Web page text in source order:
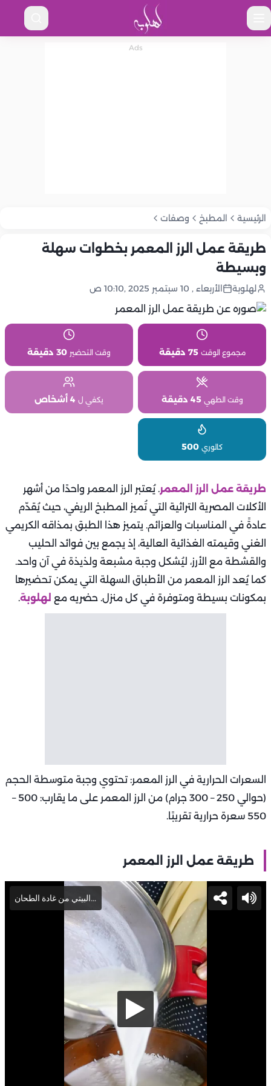
الرئيسية المطبخ وصفات
طريقة عمل الرز المعمر بخطوات سهلة
وبسيطة
لهلوبة الأربعاء , 10 سبتمبر 2025 ,10:10 ص
مجموع الوقت 75 دقيقة وقت التحضير 30 دقيقة
وقت الطهي 45 دقيقة يكفي ل 4 أشخاص
كالوري 500
طريقة عمل الرز المعمر. يُعتبر الرز المعمر واحدًا من أشهر
الأكلات المصرية التراثية التي تُميز المطبخ الريفي، حيث يُقدّم
عادةً في المناسبات والعزائم. يتميز هذا الطبق بمذاقه الكريمي
الغني وقيمته الغذائية العالية، إذ يجمع بين فوائد الحليب
والقشطة مع الأرز، ليُشكل وجبة مشبعة ولذيذة في آن واحد.
كما يُعد الرز المعمر من الأطباق السهلة التي يمكن تحضيرها
بمكونات بسيطة ومتوفرة في كل منزل. حضريه مع لهلوبة.
السعرات الحرارية في الرز المعمر: تحتوي وجبة متوسطة الحجم
(حوالي 250 – 300 جرام) من الرز المعمر على ما يقارب: 500 –
550 سعرة حرارية تقريبًا.
طريقة عمل الرز المعمر